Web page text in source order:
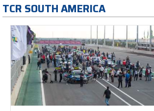
TCR SOUTH AMERICA